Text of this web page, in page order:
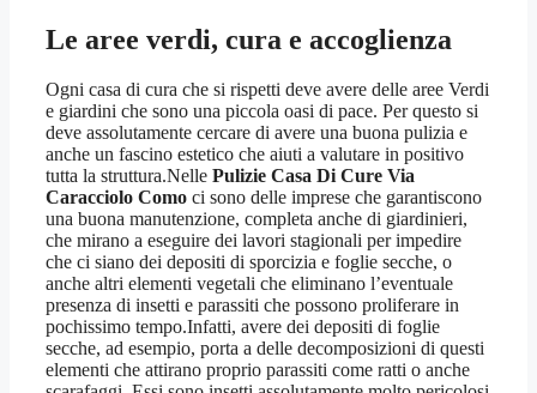
Le aree verdi, cura e accoglienza
Ogni casa di cura che si rispetti deve avere delle aree Verdi
e giardini che sono una piccola oasi di pace. Per questo si
deve assolutamente cercare di avere una buona pulizia e
anche un fascino estetico che aiuti a valutare in positivo
tutta la struttura.Nelle Pulizie Casa Di Cure Via
Caracciolo Como ci sono delle imprese che garantiscono
una buona manutenzione, completa anche di giardinieri,
che mirano a eseguire dei lavori stagionali per impedire
che ci siano dei depositi di sporcizia e foglie secche, o
anche altri elementi vegetali che eliminano l’eventuale
presenza di insetti e parassiti che possono proliferare in
pochissimo tempo.Infatti, avere dei depositi di foglie
secche, ad esempio, porta a delle decomposizioni di questi
elementi che attirano proprio parassiti come ratti o anche